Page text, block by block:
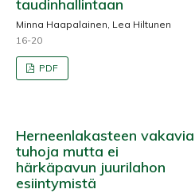
taudinhallintaan
Minna Haapalainen, Lea Hiltunen
16-20
PDF
Herneenlakasteen vakavia
tuhoja mutta ei
härkäpavun juurilahon
esiintymistä